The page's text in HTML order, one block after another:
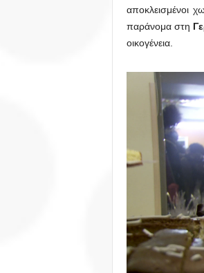
αποκλεισμένοι
παράνομα στη
οικογένεια.